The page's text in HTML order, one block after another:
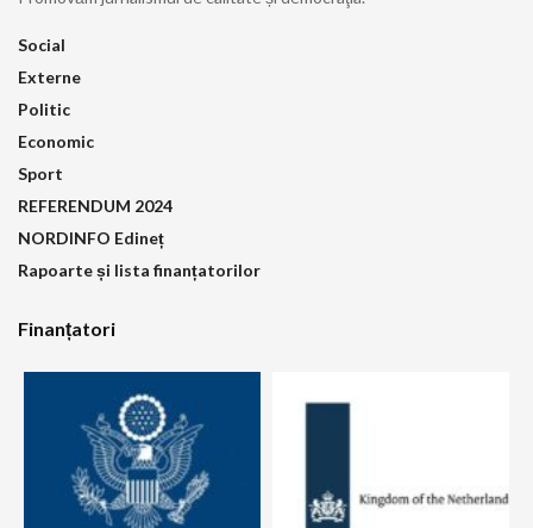
Social
Externe
Politic
Economic
Sport
REFERENDUM 2024
NORDINFO Edineț
Rapoarte și lista finanțatorilor
Finanțatori